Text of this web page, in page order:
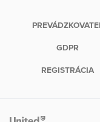
GDPR
REGISTRÁCIA